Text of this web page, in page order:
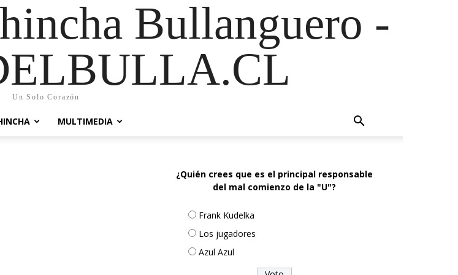
Bullanguero -
Un Solo Corazón
MULTIMEDIA
¿Quién crees que es el principal responsable
del mal comienzo de la "U"?
Frank Kudelka
Los jugadores
Azul Azul